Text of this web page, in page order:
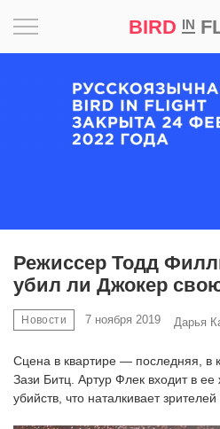
BIRD IN
Режиссер Тодд
убил ли Джокер
Новости 7 ноября 2019 Дарья
Сцена в квартире — последняя, в
Зази Битц. Артур Флек входит в ее
убийств, что наталкивает